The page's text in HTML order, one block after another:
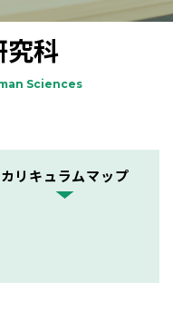
究科
Sciences
カリキュラムマップ